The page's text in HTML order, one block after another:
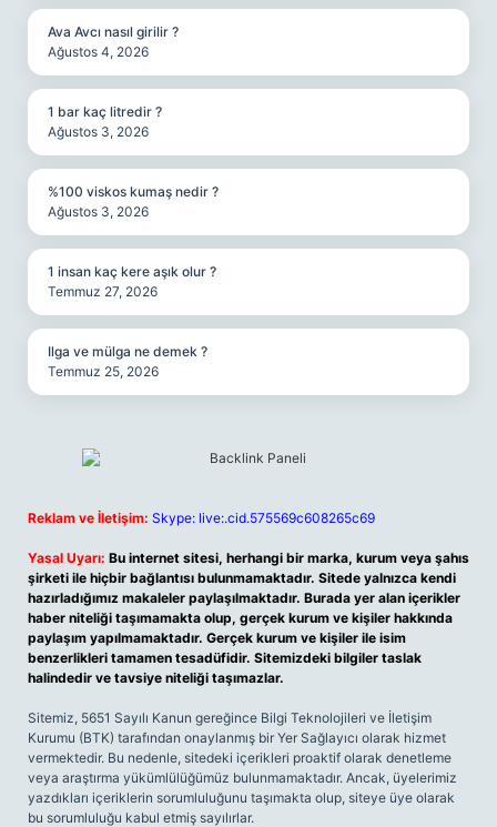
Ava Avcı nasıl girilir ?
Ağustos 4, 2026
1 bar kaç litredir ?
Ağustos 3, 2026
%100 viskos kumaş nedir ?
Ağustos 3, 2026
1 insan kaç kere aşık olur ?
Temmuz 27, 2026
Ilga ve mülga ne demek ?
Temmuz 25, 2026
Reklam ve İletişim: Skype: live:.cid.575569c608265c69
Yasal Uyarı: Bu internet sitesi, herhangi bir marka, kurum veya şahıs
şirketi ile hiçbir bağlantısı bulunmamaktadır. Sitede yalnızca kendi
hazırladığımız makaleler paylaşılmaktadır. Burada yer alan içerikler
haber niteliği taşımamakta olup, gerçek kurum ve kişiler hakkında
paylaşım yapılmamaktadır. Gerçek kurum ve kişiler ile isim
benzerlikleri tamamen tesadüfidir. Sitemizdeki bilgiler taslak
halindedir ve tavsiye niteliği taşımazlar.
Sitemiz, 5651 Sayılı Kanun gereğince Bilgi Teknolojileri ve İletişim
Kurumu (BTK) tarafından onaylanmış bir Yer Sağlayıcı olarak hizmet
vermektedir. Bu nedenle, sitedeki içerikleri proaktif olarak denetleme
veya araştırma yükümlülüğümüz bulunmamaktadır. Ancak, üyelerimiz
yazdıkları içeriklerin sorumluluğunu taşımakta olup, siteye üye olarak
bu sorumluluğu kabul etmiş sayılırlar.